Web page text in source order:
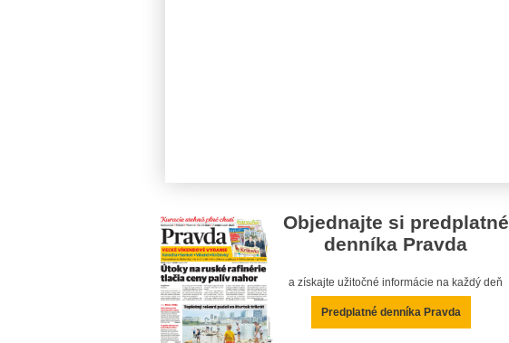
Objednajte si predplatné
denníka Pravda
a získajte užitočné informácie na každý deň
Predplatné denníka Pravda